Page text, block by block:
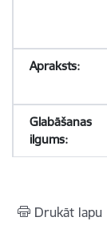
Drukāt lapu